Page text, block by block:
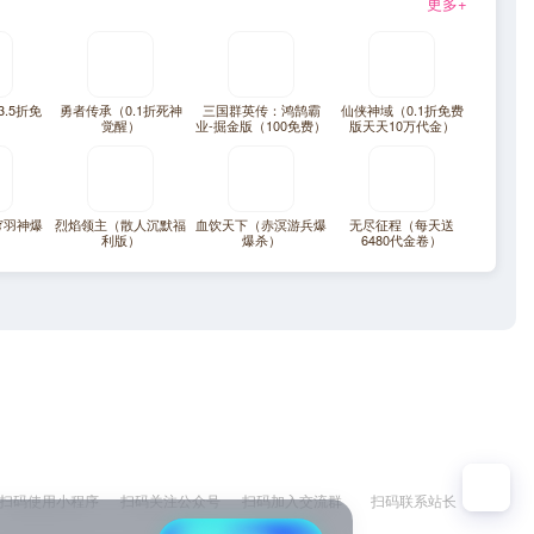
折免
勇者传承（0.1折死神
觉醒）
三国群英传：鸿鹄霸
业-掘金版（100免费）
仙侠神域（0.1折免费
版天天10万代金）
神爆
烈焰领主（散人沉默福
利版）
血饮天下（赤溟游兵爆
爆杀）
无尽征程（每天送
6480代金卷）